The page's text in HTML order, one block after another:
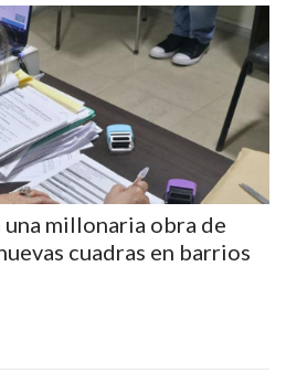
una millonaria obra de
cuadras en barrios